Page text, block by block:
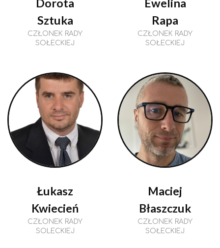
Dorota
Sztuka
CZŁONEK RADY
SOŁECKIEJ
Ewelina
Rapa
CZŁONEK RADY
SOŁECKIEJ
Łukasz
Kwiecień
CZŁONEK RADY
SOLECKIEJ
Maciej
Błaszczuk
CZŁONEK RADY
SOŁECKIEJ